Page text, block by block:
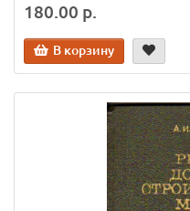
180.00 р.
В корзину